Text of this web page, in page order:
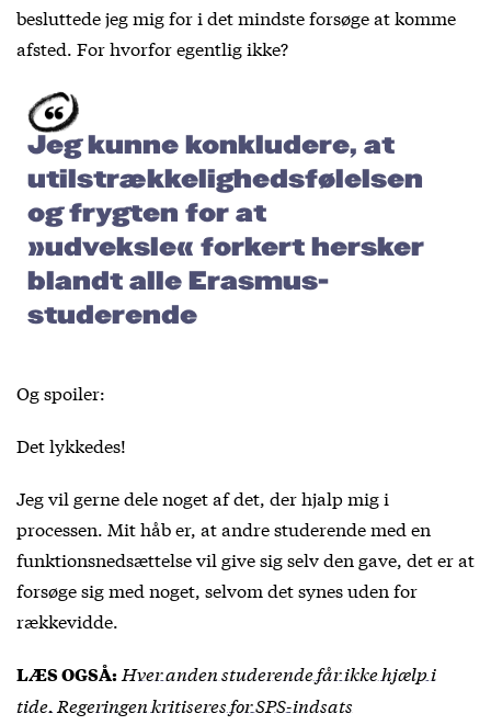
besluttede jeg mig for i det mindste forsøge at komme
afsted. For hvorfor egentlig ikke?
Jeg kunne konkludere, at
utilstrækkelighedsfølelsen
og frygten for at
»udveksle« forkert hersker
blandt alle Erasmus-
studerende
Og spoiler:
Det lykkedes!
Jeg vil gerne dele noget af det, der hjalp mig i
processen. Mit håb er, at andre studerende med en
funktionsnedsættelse vil give sig selv den gave, det er at
forsøge sig med noget, selvom det synes uden for
rækkevidde.
LÆS OGSÅ: Hver anden studerende får ikke hjælp i
tide. Regeringen kritiseres for SPS-indsats